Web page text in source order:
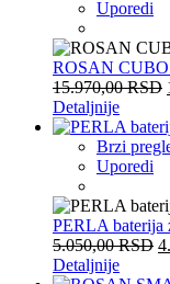
Uporedi
ROSAN
15.970,00RSD
Detaljnije
Brzi
Uporedi
PERLA baterija
5.050,00RSD
Detaljnije